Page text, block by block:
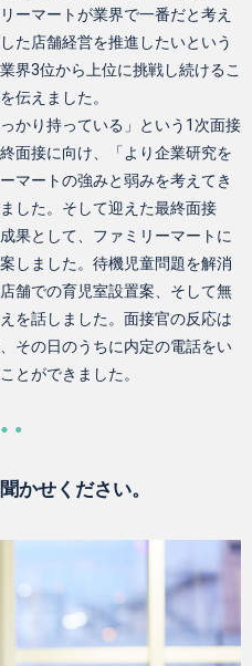
ーマートが業界で一番だと考え
た店舗経営を推進したいという
界3位から上位に挑戦し続けるこ
伝えました。
かり持っている」という1次面接
面接に向け、「より企業研究を
マートの強みと弱みを考えてき
した。そして迎えた最終面接
果として、ファミリーマートに
しました。待機児童問題を解消
舗での育児室設置案、そして無
を話しました。面接官の反応は
その日のうちに内定の電話をい
とができました。
かせください。